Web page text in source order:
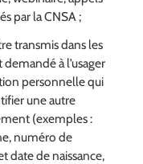
par la CNSA ;
transmis dans les
à l’usager
personnelle qui
une autre
(exemples :
numéro de
date de naissance,